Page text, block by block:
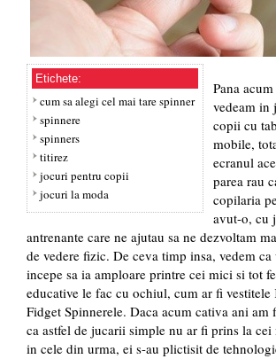
Etichete:
cum sa alegi cel mai tare spinner
spinnere
spinners
titirez
jocuri pentru copii
jocuri la moda
Pana
vedeam in
copii cu
mobile,
ecranul
parea rau
copilaria
avut-o, cu
antrenante care ne ajutau sa ne dezvoltam
de vedere fizic. De ceva timp insa, vedem ca
incepe sa ia amploare printre cei mici si tot
educative le fac cu ochiul, cum ar fi vestitele
Fidget Spinnerele. Daca acum cativa ani
ca astfel de jucarii simple nu ar fi prins la cei
in cele din urma, ei s-au plictisit de